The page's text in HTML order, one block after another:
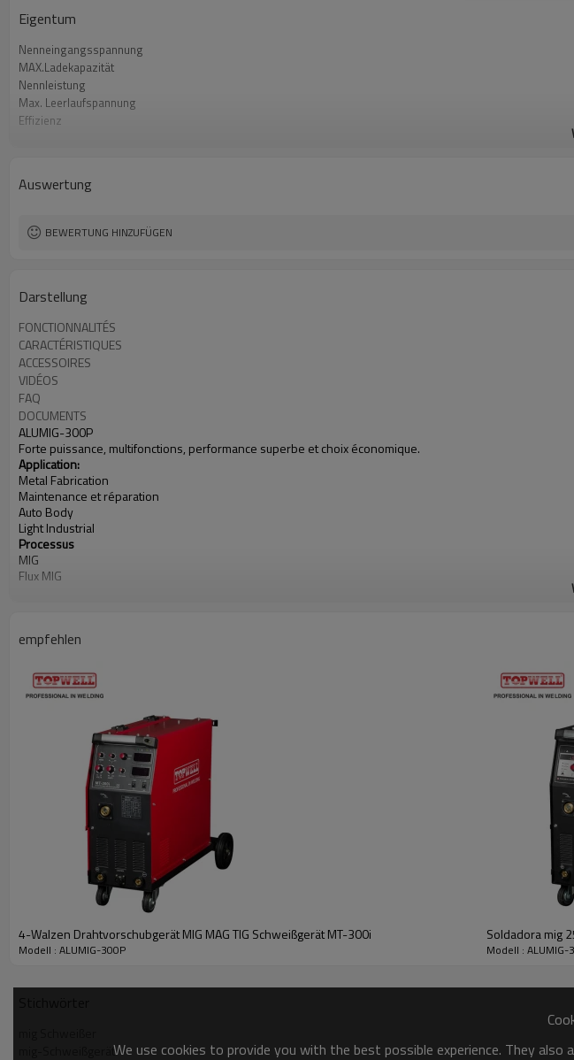
Eigentum
Nenneingangsspannung
MAX.Ladekapazität
Nennleistung
Max. Leerlaufspannung
Effizienz
Maße
Auswertung
BEWERTUNG HINZUFÜGEN
Darstellung
FONCTIONNALITÉS
CARACTÉRISTIQUES
ACCESSOIRES
VIDÉOS
FAQ
DOCUMENTS
ALUMIG-300P
Forte puissance, multifonctions, performance superbe et choix économique.
Application:
Metal Fabrication
Maintenance et réparation
Auto Body
Light Industrial
Processus
MIG
FluxMIG
Puissance d'entrée: 400V, monophasé
Puissance nominale à 40 ° C (104 ° F):
250A à 26.5V @ 60% Duty Cycle
Poids: 32KG
Le fonctionnement synergique de la machine la rend facile à utiliser, même pour le soudeur débutant.Il
Lorsque la vitesse du fil augmente / diminue, la tension d'arc augmente / diminue également pour
Le procédé MIG pulsé fonctionne en formant une gouttelette de métal fondu à la fin de l'électrode par
dans la flaque d'eau.Le transfert de ces gouttelettes se fait par l'arc, une goutte par impulsion.
Absence ou très faible niveau de projections.
Plus résistant à l'absence de défauts de fusion que d'autres modes de transfert de métal GMAW.
Excellente apparence de cordon de soudure.
Réduction des niveaux de distorsion induite par la chaleur.
Possibilité de souder hors de position.
Dépôt d'hydrogène inférieur.
Réduit la tendance au coup d'arc.
Se prête aux applications d'automatisation robotiques et dures.
empfehlen
4-Walzen Drahtvorschubgerät MIG MAG TIG Schweißgerät MT-300i
Modell : ALUMIG-300P
Soldadora mig
Modell : ALUMIG-
mig-SchweißgerätWe use cookies to provide you with the best possible experience. They